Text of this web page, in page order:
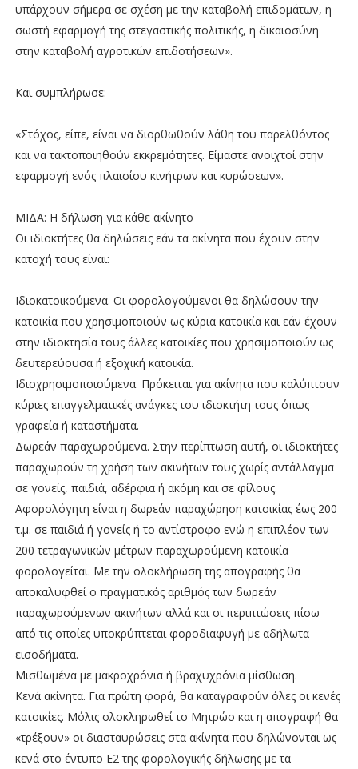
υπάρχουν σήμερα σε σχέση με την καταβολή επιδομάτων, η
σωστή εφαρμογή της στεγαστικής πολιτικής, η δικαιοσύνη
στην καταβολή αγροτικών επιδοτήσεων».
Και συμπλήρωσε:
«Στόχος, είπε, είναι να διορθωθούν λάθη του παρελθόντος
και να τακτοποιηθούν εκκρεμότητες. Είμαστε ανοιχτοί στην
εφαρμογή ενός πλαισίου κινήτρων και κυρώσεων».
ΜΙΔΑ: Η δήλωση για κάθε ακίνητο
Οι ιδιοκτήτες θα δηλώσεις εάν τα ακίνητα που έχουν στην
κατοχή τους είναι:
Ιδιοκατοικούμενα. Οι φορολογούμενοι θα δηλώσουν την
κατοικία που χρησιμοποιούν ως κύρια κατοικία και εάν έχουν
στην ιδιοκτησία τους άλλες κατοικίες που χρησιμοποιούν ως
δευτερεύουσα ή εξοχική κατοικία.
Ιδιοχρησιμοποιούμενα. Πρόκειται για ακίνητα που καλύπτουν
κύριες επαγγελματικές ανάγκες του ιδιοκτήτη τους όπως
γραφεία ή καταστήματα.
Δωρεάν παραχωρούμενα. Στην περίπτωση αυτή, οι ιδιοκτήτες
παραχωρούν τη χρήση των ακινήτων τους χωρίς αντάλλαγμα
σε γονείς, παιδιά, αδέρφια ή ακόμη και σε φίλους.
Αφορολόγητη είναι η δωρεάν παραχώρηση κατοικίας έως 200
τ.μ. σε παιδιά ή γονείς ή το αντίστροφο ενώ η επιπλέον των
200 τετραγωνικών μέτρων παραχωρούμενη κατοικία
φορολογείται. Με την ολοκλήρωση της απογραφής θα
αποκαλυφθεί ο πραγματικός αριθμός των δωρεάν
παραχωρούμενων ακινήτων αλλά και οι περιπτώσεις πίσω
από τις οποίες υποκρύπτεται φοροδιαφυγή με αδήλωτα
εισοδήματα.
Μισθωμένα με μακροχρόνια ή βραχυχρόνια μίσθωση.
Κενά ακίνητα. Για πρώτη φορά, θα καταγραφούν όλες οι κενές
κατοικίες. Μόλις ολοκληρωθεί το Μητρώο και η απογραφή θα
«τρέξουν» οι διασταυρώσεις στα ακίνητα που δηλώνονται ως
κενά στο έντυπο Ε2 της φορολογικής δήλωσης με τα